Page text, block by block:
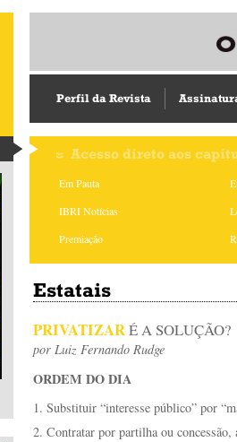
Perfil da Revista
Acesso direto aos
Em Pauta
IBRI Notícias
Premiação
Estatais
PRIVATIZARÉ A SOLUÇÃO?
por Luiz Fernando Rudge
ORDEM DO DIA
Substituir “interesse público” por
Contratar por partilha ou